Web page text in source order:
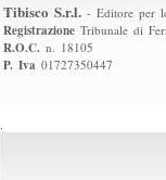
Tibisco S.r.l.- Editore per
RegistrazioneTribunale di
R.O.C. n. 18105
P. Iva 01727350447
.